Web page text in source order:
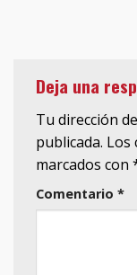
Deja una
Tu dirección
publicada. Los
marcados con
Comentario *